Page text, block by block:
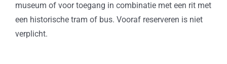
museum of voor toegang in combinatie met een rit met
een historische tram of bus. Vooraf reserveren is niet
verplicht.